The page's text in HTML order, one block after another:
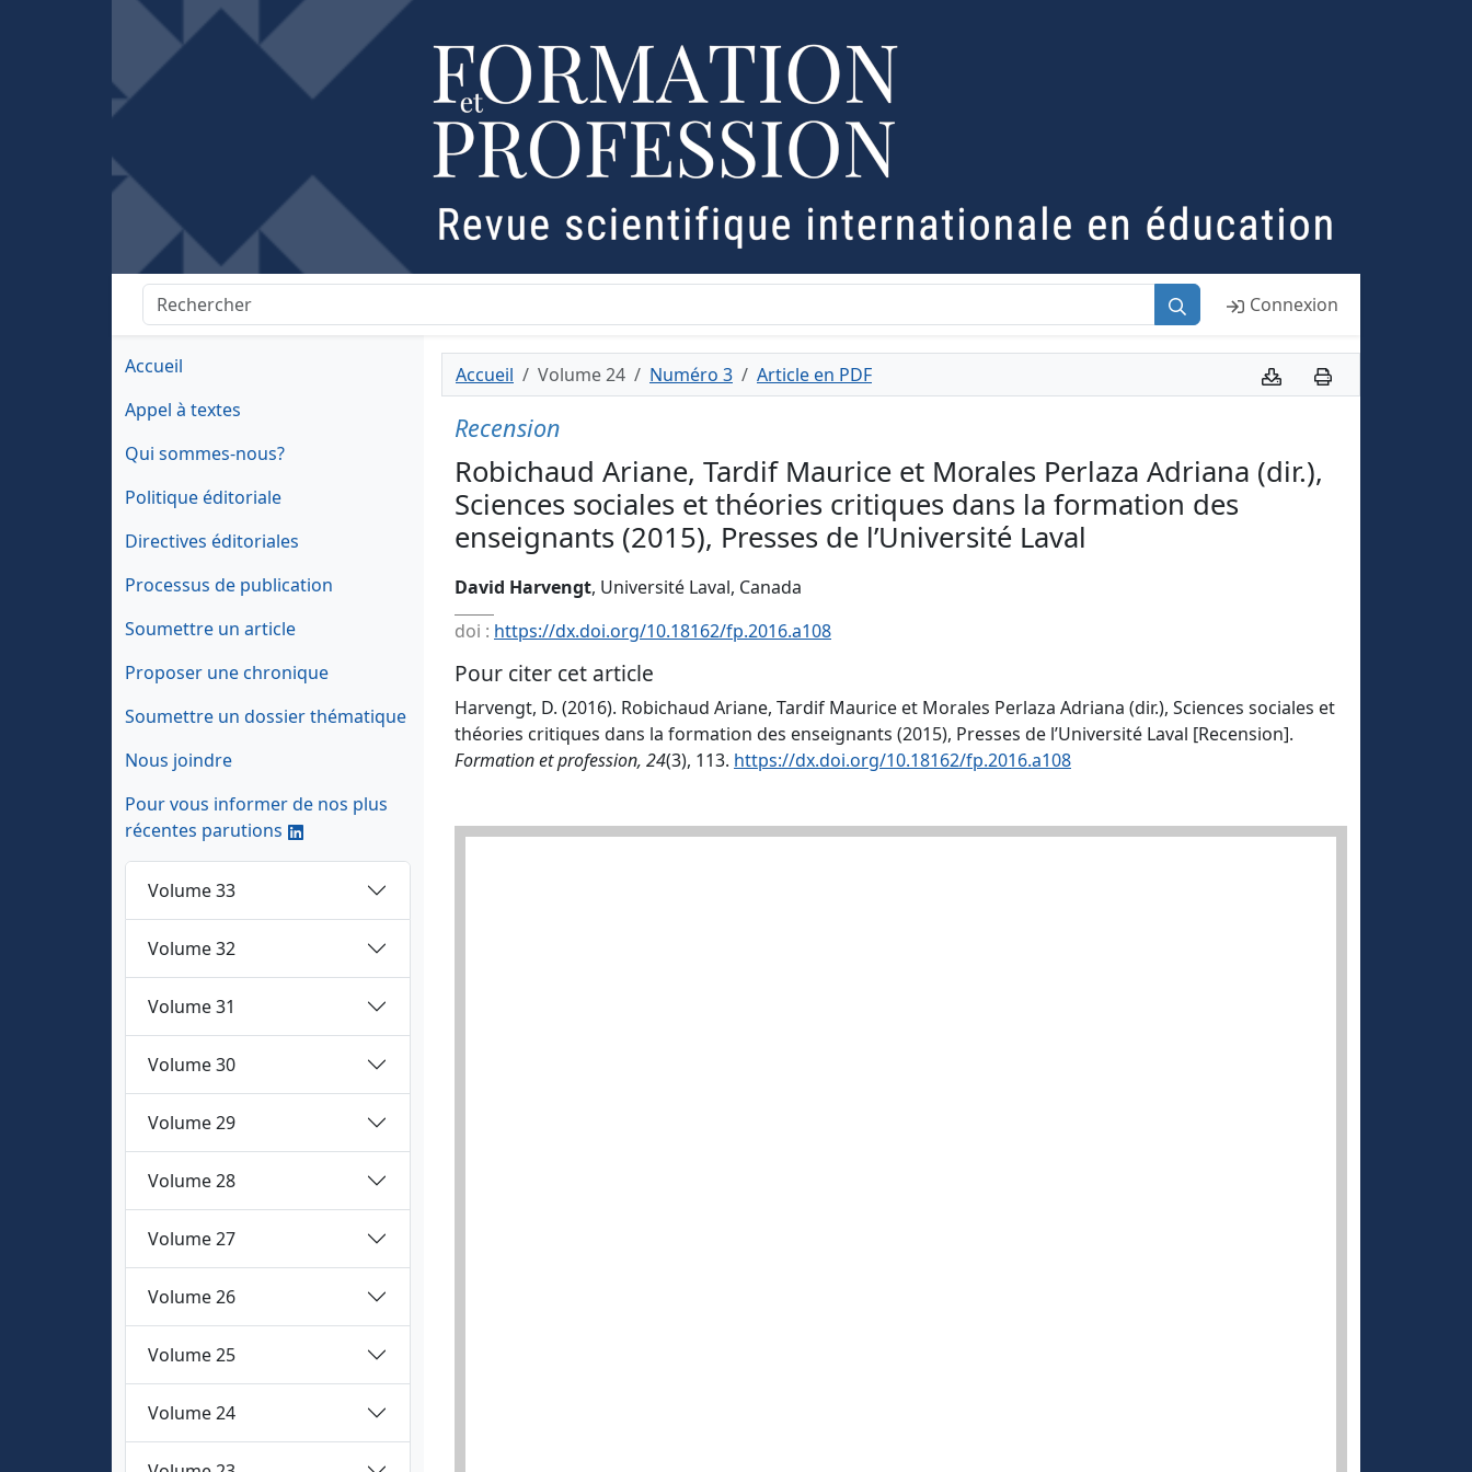
Connexion
Accueil
Appel à textes
Qui sommes-nous?
Politique éditoriale
Directives éditoriales
Processus de publication
Soumettre un article
Proposer une chronique
Soumettre un dossier thématique
Nous joindre
Pour vous informer de nos plus
récentes parutions
Volume 33
Volume 32
Volume 31
Volume 30
Volume 29
Volume 28
Volume 27
Volume 26
Volume 25
Volume 24
Accueil Volume 24 Numéro 3 Article en PDF
Recension
Robichaud Ariane, Tardif Maurice et Morales Perlaza Adriana (dir.),
Sciences sociales et théories critiques dans la formation des
enseignants (2015), Presses de l’Université Laval
David Harvengt, Université Laval, Canada
doi : https://dx.doi.org/10.18162/fp.2016.a108
Pour citer cet article
Harvengt, D. (2016). Robichaud Ariane, Tardif Maurice et Morales Perlaza Adriana (dir.), Sciences sociales et
théories critiques dans la formation des enseignants (2015), Presses de l’Université Laval [Recension].
Formation et profession, 24(3), 113. https://dx.doi.org/10.18162/fp.2016.a108